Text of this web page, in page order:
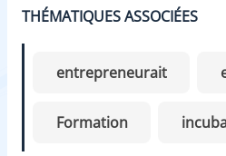
THÉMATIQUES ASSOCIÉES
entrepreneurait
Formation